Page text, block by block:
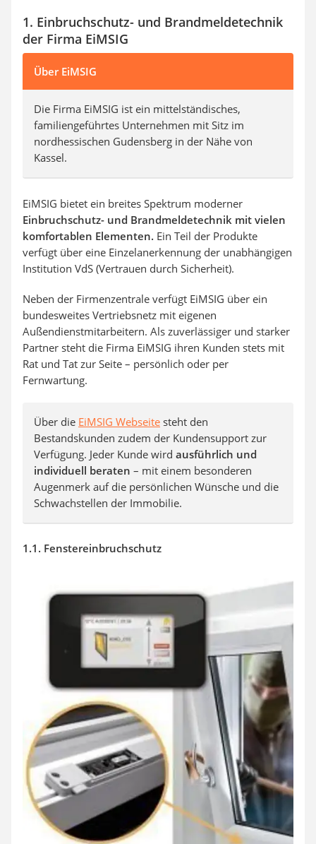
1. Einbruchschutz- und Brandmeldetechnik
der Firma EiMSIG
Über EiMSIG
Die Firma EiMSIG ist ein mittelständisches,
familiengeführtes Unternehmen mit Sitz im
nordhessischen Gudensberg in der Nähe von
Kassel.
EiMSIG bietet ein breites Spektrum moderner
Einbruchschutz- und Brandmeldetechnik mit vielen
komfortablen Elementen. Ein Teil der Produkte
verfügt über eine Einzelanerkennung der unabhängigen
Institution VdS (Vertrauen durch Sicherheit).
Neben der Firmenzentrale verfügt EiMSIG über ein
bundesweites Vertriebsnetz mit eigenen
Außendienstmitarbeitern. Als zuverlässiger und starker
Partner steht die Firma EiMSIG ihren Kunden stets mit
Rat und Tat zur Seite – persönlich oder per
Fernwartung.
Über die EiMSIG Webseite steht den
Bestandskunden zudem der Kundensupport zur
Verfügung. Jeder Kunde wird ausführlich und
individuell beraten – mit einem besonderen
Augenmerk auf die persönlichen Wünsche und die
Schwachstellen der Immobilie.
1.1. Fenstereinbruchschutz